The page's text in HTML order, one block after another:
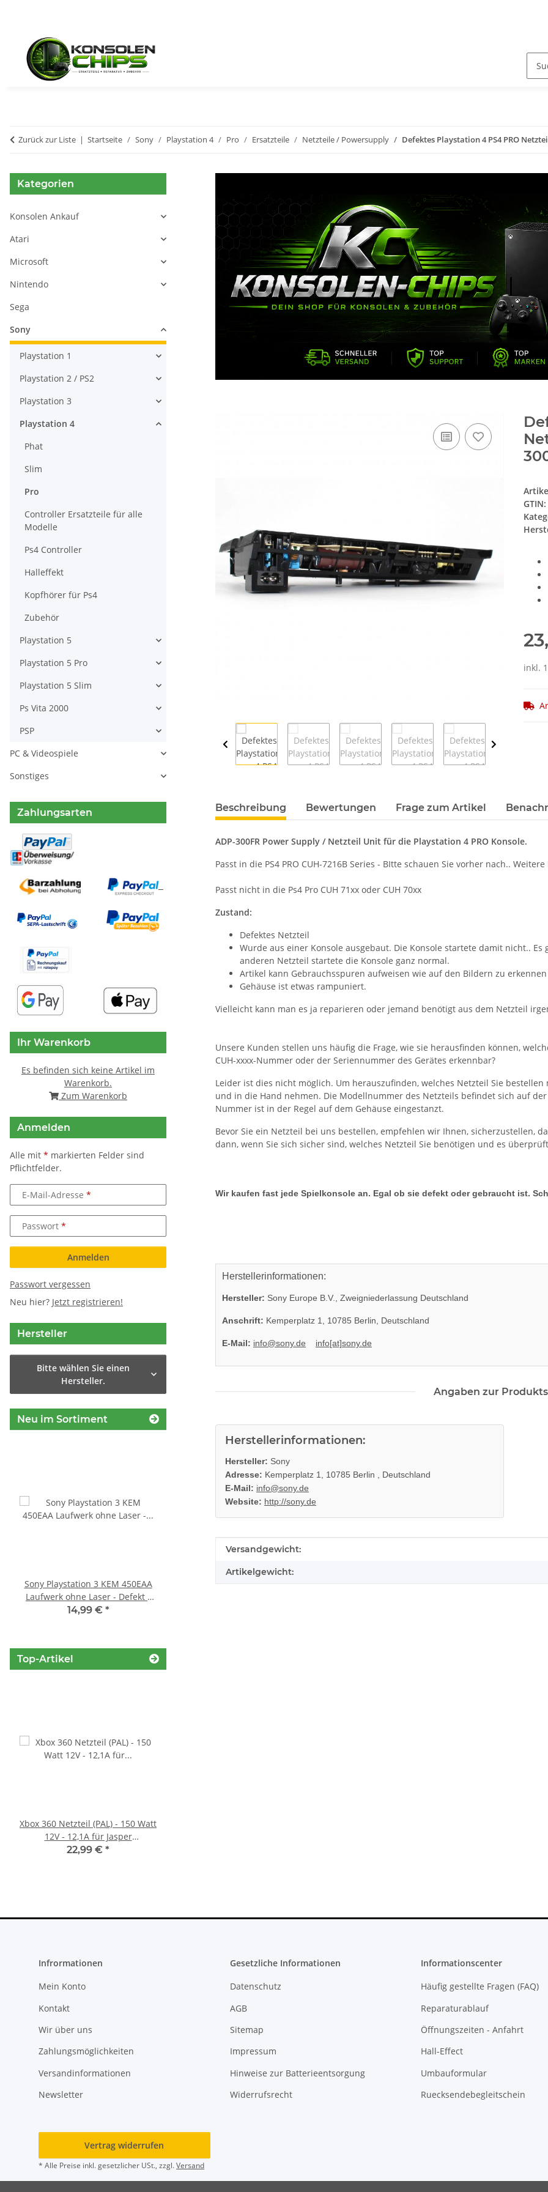
Zurück zur Liste Startseite Sony Playstation 4 Pro Ersatzteile Netzteile / Powersupply Defektes Playstation 4 PS4 PRO
GTIN:
inkl.
Beschreibung Bewertungen Frage zum Artikel
ADP-300FR Power Supply / Netzteil Unit für die Playstation 4 PRO Konsole.
Passt in die PS4 PRO CUH-7216B Series - BItte schauen Sie vorher nach..
Passt nicht in die Ps4 Pro CUH 71xx oder CUH 70xx
Zustand:
Defektes Netzteil
Wurde aus einer Konsole ausgebaut. Die Konsole startete damit nicht..
anderen Netzteil startete die Konsole ganz normal.
Artikel kann Gebrauchsspuren aufweisen wie auf den Bildern zu
Gehäuse ist etwas rampuniert.
Vielleicht kann man es ja reparieren oder jemand benötigt aus dem Netzteil
Unsere Kunden stellen uns häufig die Frage, wie sie herausfinden können,
CUH-xxxx-Nummer oder der Seriennummer des Gerätes erkennbar?
Leider ist dies nicht möglich. Um herauszufinden, welches Netzteil Sie
und in die Hand nehmen. Die Modellnummer des Netzteils befindet sich auf
Nummer ist in der Regel auf dem Gehäuse eingestanzt.
Bevor Sie ein Netzteil bei uns bestellen, empfehlen wir Ihnen, sicherzustellen,
dann, wenn Sie sich sicher sind, welches Netzteil Sie benötigen und es
Wir kaufen fast jede Spielkonsole an. Egal ob sie defekt oder gebraucht ist.
Herstellerinformationen:
Hersteller: Sony Europe B.V., Zweigniederlassung Deutschland
Anschrift: Kemperplatz 1, 10785 Berlin, Deutschland
E-Mail: info@sony.de info[at]sony.de
Angaben zur
Herstellerinformationen:
Hersteller: Sony
Adresse: Kemperplatz 1, 10785 Berlin , Deutschland
E-Mail: info@sony.de
Website: http://sony.de
Produkteigenschaft
Wert
Versandgewicht:
Artikelgewicht:
Kategorien
Konsolen Ankauf
Atari
Microsoft
Nintendo
Sega
Sony
Playstation 1
Playstation 2 / PS2
Playstation 3
Playstation 4
Phat
Slim
Pro
Controller Ersatzteile für alle
Modelle
Ps4 Controller
Halleffekt
Kopfhörer für Ps4
Zubehör
Playstation 5
Playstation 5 Pro
Playstation 5 Slim
Ps Vita 2000
PSP
PC & Videospiele
Sonstiges
Zahlungsarten
Ihr Warenkorb
Es befinden sich keine Artikel im
Warenkorb.
Zum Warenkorb
Anmelden
Alle mit * markierten Felder sind
Pflichtfelder.
E-Mail-Adresse
Passwort
Anmelden
Passwort vergessen
Neu hier? Jetzt registrieren!
Hersteller
Bitte wählen Sie einen
Hersteller.
Neu im Sortiment
Sony Playstation 3 KEM 450EAA
Laufwerk ohne Laser - Defekt -
Eratzteilspender
14,99 € *
Top-Artikel
Xbox 360 Netzteil (PAL) - 150 Watt
12V - 12,1A für Jasper
Mainboards gebraucht
22,99 € *
Infrormationen
Mein Konto
Kontakt
Wir über uns
Zahlungsmöglichkeiten
Versandinformationen
Newsletter
Gesetzliche Informationen
Datenschutz
AGB
Sitemap
Impressum
Hinweise zur Batterieentsorgung
Widerrufsrecht
Informationscenter
Häufig gestellte Fragen (FAQ)
Reparaturablauf
Öffnungszeiten - Anfahrt
Hall-Effect
Umbauformular
Ruecksendebegleitschein
Vertrag widerrufen
* Alle Preise inkl. gesetzlicher USt., zzgl.Versand